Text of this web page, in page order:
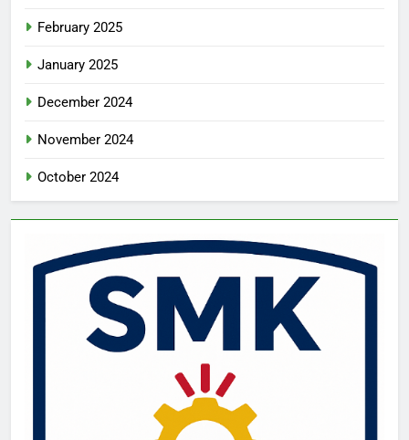
February 2025
January 2025
December 2024
November 2024
October 2024